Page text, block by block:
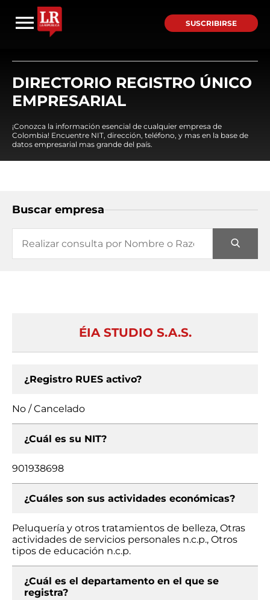
SUSCRIBIRSE
DIRECTORIO REGISTRO ÚNICO
EMPRESARIAL
¡Conozca la información esencial de cualquier empresa de
Colombia! Encuentre NIT, dirección, teléfono, y mas en la base de
datos empresarial mas grande del país.
Buscar empresa
ÉIA STUDIO S.A.S.
¿Registro RUES activo?
No / Cancelado
¿Cuál es su NIT?
901938698
¿Cuáles son sus actividades económicas?
Peluquería y otros tratamientos de belleza, Otras
actividades de servicios personales n.c.p., Otros
tipos de educación n.c.p.
¿Cuál es el departamento en el que se
registra?